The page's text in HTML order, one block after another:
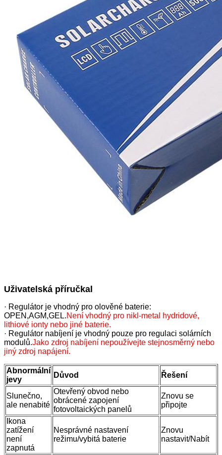
Uživatelská příručka
· Regulátor je vhodný pro olověné baterie:
OPEN,AGM,GEL.Není vhodný pro nikl-metal hydridové,
lithiové ionty nebo jiné baterie.
· Regulátor nabíjení je vhodný pouze pro regulaci solárních
modulů.Jako zdroj nabíjení nepoužívejte stejnosměrný nebo
jiný zdroj napájení.
Abnormální
jevy
Důvod Řešení
Slunečno,
ale nenabité
Otevřený obvod nebo
obrácené zapojení
fotovoltaických panelů
Znovu se
připojte
Ikona
zatížení
není
zapnutá
Nesprávné nastavení
režimu/vybitá baterie
Znovu
nastavit/Nabít